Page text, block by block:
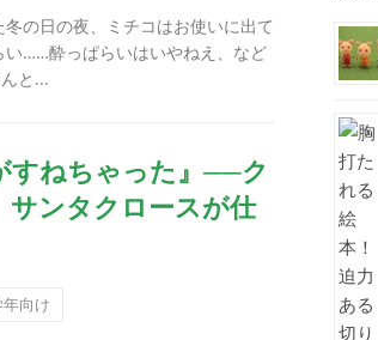
の日の夜、ミチコはお使いに出て
い……酔っぱらいはいやねえ、など
と...
すねちゃった』──ク
サンタクロースが仕
向け